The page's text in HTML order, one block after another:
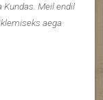
Kundas. Meil endil
aega